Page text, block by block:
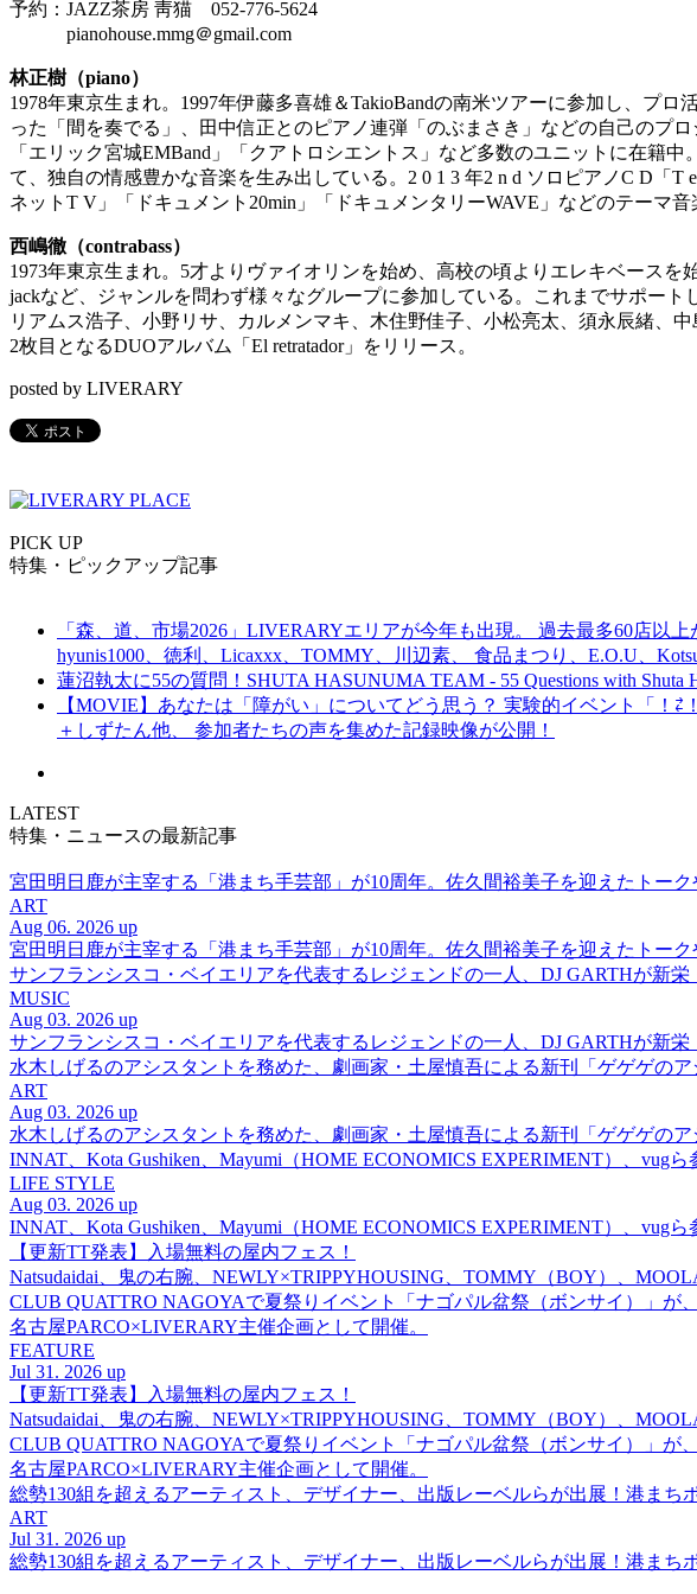
予約：JAZZ茶房 靑猫 052-776-5624
pianohouse.mmg＠gmail.com
林正樹（piano）
1978年東京生まれ。1997年伊藤多喜雄＆TakioBandの南米ツアーに参加し、プ
った「間を奏でる」、田中信正とのピアノ連弾「のぶまさき」などの自己のプ
「エリック宮城EMBand」「クアトロシエントス」など多数のユニットに在籍
て、独自の情感豊かな音楽を生み出している。2 0 1 3 年2 n d ソロピアノC D「
ネットT V」「ドキュメント20min」「ドキュメンタリーWAVE」などのテーマ音
西嶋徹（contrabass）
1973年東京生まれ。5才よりヴァイオリンを始め、高校の頃よりエレキベースを
jackなど、ジャンルを問わず様々なグループに参加している。これまでサポート
リアムス浩子、小野リサ、カルメンマキ、木住野佳子、小松亮太、須永辰緒、
2枚目となるDUOアルバム「El retratador」をリリース。
posted by LIVERARY
PICK UP
特集・ピックアップ記事
「森、道、市場2026」LIVERARYエリアが今年も出現。 過去最多60店以
hyunis1000、徳利、Licaxxx、TOMMY、川辺素、 食品まつり、E.O.U、
蓮沼執太に55の質問！SHUTA HASUNUMA TEAM - 55 Questions with
【MOVIE】あなたは「障がい」についてどう思う？ 実験的イベント「！
＋しずたん他、 参加者たちの声を集めた記録映像が公開！
LATEST
特集・ニュースの最新記事
宮田明日鹿が主宰する「港まち手芸部」が10周年。佐久間裕美子を迎えたトー
ART
Aug 06. 2026 up
宮田明日鹿が主宰する「港まち手芸部」が10周年。佐久間裕美子を迎えたトー
サンフランシスコ・ベイエリアを代表するレジェンドの一人、DJ GARTHが新栄
MUSIC
Aug 03. 2026 up
サンフランシスコ・ベイエリアを代表するレジェンドの一人、DJ GARTHが新栄
水木しげるのアシスタントを務めた、劇画家・土屋慎吾による新刊「ゲゲゲの
ART
Aug 03. 2026 up
水木しげるのアシスタントを務めた、劇画家・土屋慎吾による新刊「ゲゲゲの
INNAT、Kota Gushiken、Mayumi（HOME ECONOMICS EXPERIMENT）、vug
LIFE STYLE
Aug 03. 2026 up
INNAT、Kota Gushiken、Mayumi（HOME ECONOMICS EXPERIMENT）、vug
【更新TT発表】入場無料の屋内フェス！
Natsudaidai、鬼の右腕、NEWLY×TRIPPYHOUSING、TOMMY（BOY）、
CLUB QUATTRO NAGOYAで夏祭りイベント「ナゴパル盆祭（ボンサイ）」が、
名古屋PARCO×LIVERARY主催企画として開催。
FEATURE
Jul 31. 2026 up
【更新TT発表】入場無料の屋内フェス！
Natsudaidai、鬼の右腕、NEWLY×TRIPPYHOUSING、TOMMY（BOY）、
CLUB QUATTRO NAGOYAで夏祭りイベント「ナゴパル盆祭（ボンサイ）」が、
名古屋PARCO×LIVERARY主催企画として開催。
総勢130組を超えるアーティスト、デザイナー、出版レーベルらが出展！港まち
ART
Jul 31. 2026 up
総勢130組を超えるアーティスト、デザイナー、出版レーベルらが出展！港まち